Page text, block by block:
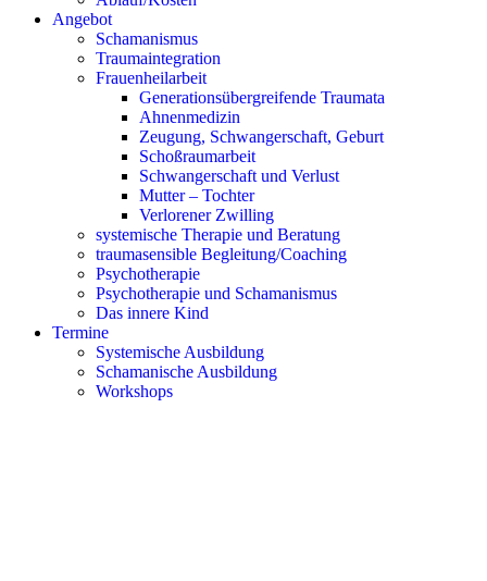
Angebot
Schamanismus
Traumaintegration
Frauenheilarbeit
Generationsübergreifende Traumata
Ahnenmedizin
Zeugung, Schwangerschaft, Geburt
Schoßraumarbeit
Schwangerschaft und Verlust
Mutter – Tochter
Verlorener Zwilling
systemische Therapie und Beratung
traumasensible Begleitung/Coaching
Psychotherapie
Psychotherapie und Schamanismus
Das innere Kind
Termine
Systemische Ausbildung
Schamanische Ausbildung
Workshops